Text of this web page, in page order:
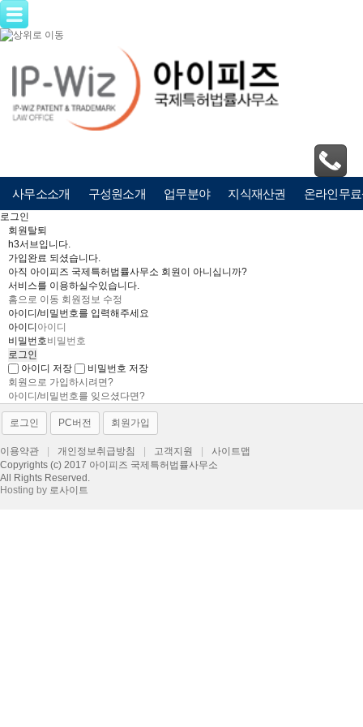
사무소소개 구성원소개 업무분야 지식재산권 온라인무
로그인
회원탈퇴
h3서브입니다.
가입완료 되셨습니다.
아직 아이피즈 국제특허법률사무소 회원이 아니십니까?
서비스를 이용하실수있습니다.
홈으로 이동 회원정보 수정
아이디/비밀번호를 입력해주세요
아이디
비밀번호
아이디 저장
비밀번호 저장
회원으로 가입하시려면?
아이디/비밀번호를 잊으셨다면?
로그인 PC버전 회원가입
이용약관 | 개인정보취급방침 | 고객지원 |
사이트맵
Copyrights (c) 2017 아이피즈 국제특허법률사무소
All Rights Reserved.
Hosting by 로사이트